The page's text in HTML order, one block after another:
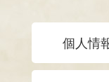
個人情